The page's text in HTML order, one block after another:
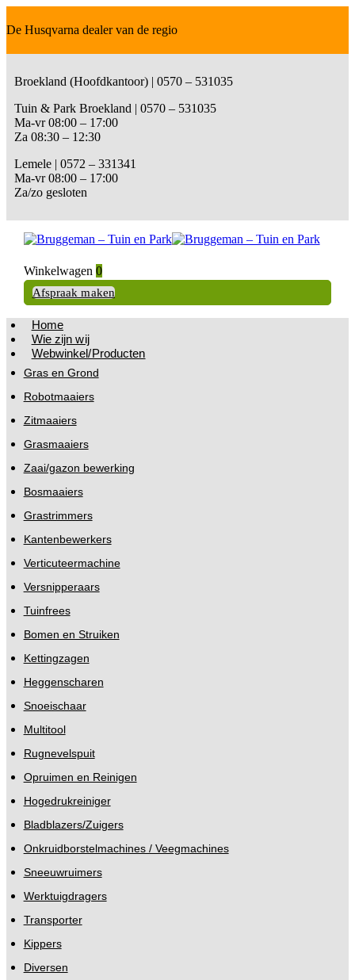
De Husqvarna dealer van de regio
Broekland (Hoofdkantoor) | 0570 – 531035
Tuin & Park Broekland | 0570 – 531035
Ma-vr 08:00 – 17:00
Za 08:30 – 12:30
Lemele | 0572 – 331341
Ma-vr 08:00 – 17:00
Za/zo gesloten
Winkelwagen 0
Afspraak maken
Home
Wie zijn wij
Webwinkel/Producten
Gras en Grond
Robotmaaiers
Zitmaaiers
Grasmaaiers
Zaai/gazon bewerking
Bosmaaiers
Grastrimmers
Kantenbewerkers
Verticuteermachine
Versnipperaars
Tuinfrees
Bomen en Struiken
Kettingzagen
Heggenscharen
Snoeischaar
Multitool
Rugnevelspuit
Opruimen en Reinigen
Hogedrukreiniger
Bladblazers/Zuigers
Onkruidborstelmachines / Veegmachines
Sneeuwruimers
Werktuigdragers
Transporter
Kippers
Diversen